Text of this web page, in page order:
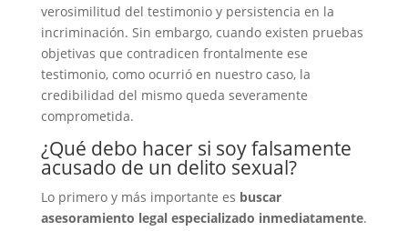
verosimilitud del testimonio y persistencia en la
incriminación. Sin embargo, cuando existen pruebas
objetivas que contradicen frontalmente ese
testimonio, como ocurrió en nuestro caso, la
credibilidad del mismo queda severamente
comprometida.
¿Qué debo hacer si soy falsamente
acusado de un delito sexual?
Lo primero y más importante es buscar
asesoramiento legal especializado inmediatamente.